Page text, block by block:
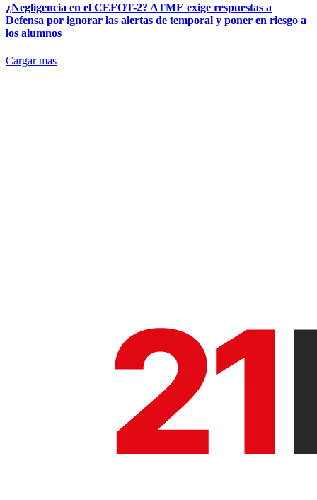
¿Negligencia en el CEFOT-2? ATME exige respuestas a
Defensa por ignorar las alertas de temporal y poner en riesgo a
los alumnos
Cargar mas